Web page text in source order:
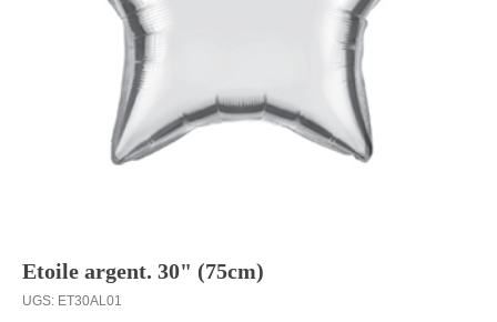
Ballons à
l’unité
Livraison
Contact
Etoile argent. 30" (75cm)
UGS: ET30AL01